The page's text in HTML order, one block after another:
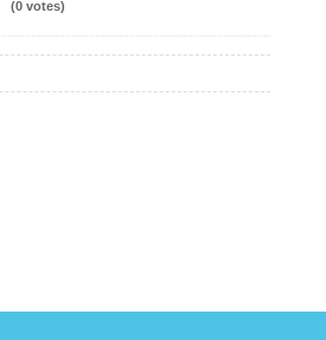
(0 votes)